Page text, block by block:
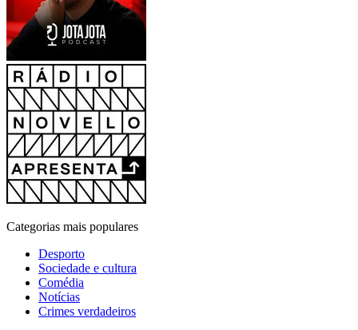
Categorias mais populares
Desporto
Sociedade e cultura
Comédia
Notícias
Crimes verdadeiros